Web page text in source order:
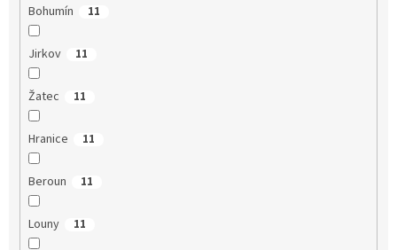
Bohumín 11
Jirkov 11
Žatec 11
Hranice 11
Beroun 11
Louny 11